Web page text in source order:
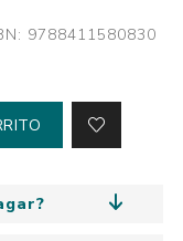
9788411580830